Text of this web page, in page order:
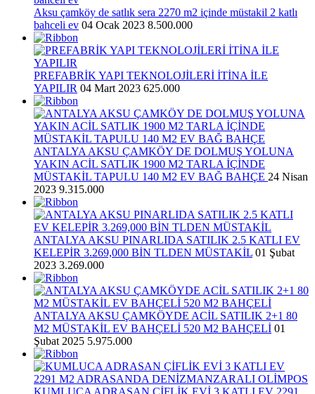
Aksu çamköy de satlık sera 2270 m2 içinde müstakil 2 katlı
bahceli ev 04 Ocak 2023 8.500.000
PREFABRİK YAPI TEKNOLOJİLERİ İTİNA İLE
YAPILIR 04 Mart 2023 625.000
ANTALYA AKSU ÇAMKÖY DE DOLMUŞ YOLUNA
YAKIN ACİL SATLIK 1900 M2 TARLA İÇİNDE
MÜSTAKİL TAPULU 140 M2 EV BAĞ BAHÇE 24 Nisan
2023 9.315.000
ANTALYA AKSU PINARLIDA SATILIK 2.5 KATLI EV
KELEPİR 3.269,000 BİN TLDEN MÜSTAKİL 01 Şubat
2023 3.269.000
ANTALYA AKSU ÇAMKÖYDE ACİL SATILIK 2+1 80
M2 MÜSTAKİL EV BAHÇELİ 520 M2 BAHÇELİ 01
Şubat 2025 5.975.000
KUMLUCA ADRASAN ÇİFLİK EVİ 3 KATLI EV 2291